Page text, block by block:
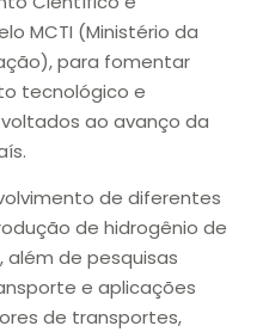
MCTI (Ministério da
para fomentar
tecnológico e
ao avanço da
de diferentes
de hidrogênio de
além de pesquisas
e aplicações
de transportes,